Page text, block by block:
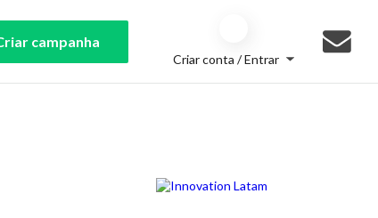
campanha
Criar conta / Entrar